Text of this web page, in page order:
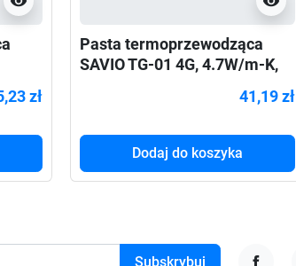
zł
Pasta termoprzewodząca
SAVIO TG-01 4G, 4.7W/m-K,
41,19 zł
Dodaj do koszyka